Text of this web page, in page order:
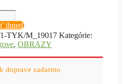
ihneď
TYK/M_19017 Kategórie:
, OBRAZY
k doprave zadarmo